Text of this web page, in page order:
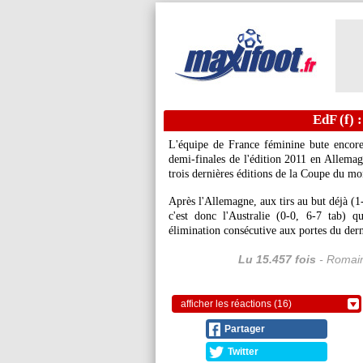
EdF (f)
L'équipe de France féminine bute
demi-finales de l'édition 2011 en
trois dernières éditions de la Coupe du
Après l'Allemagne, aux tirs au but déjà
c'est donc l'Australie (0-0, 6-7 tab)
élimination consécutive aux portes du
Lu 15.457 fois -
afficher les réactions (16)
Partager
Twitter